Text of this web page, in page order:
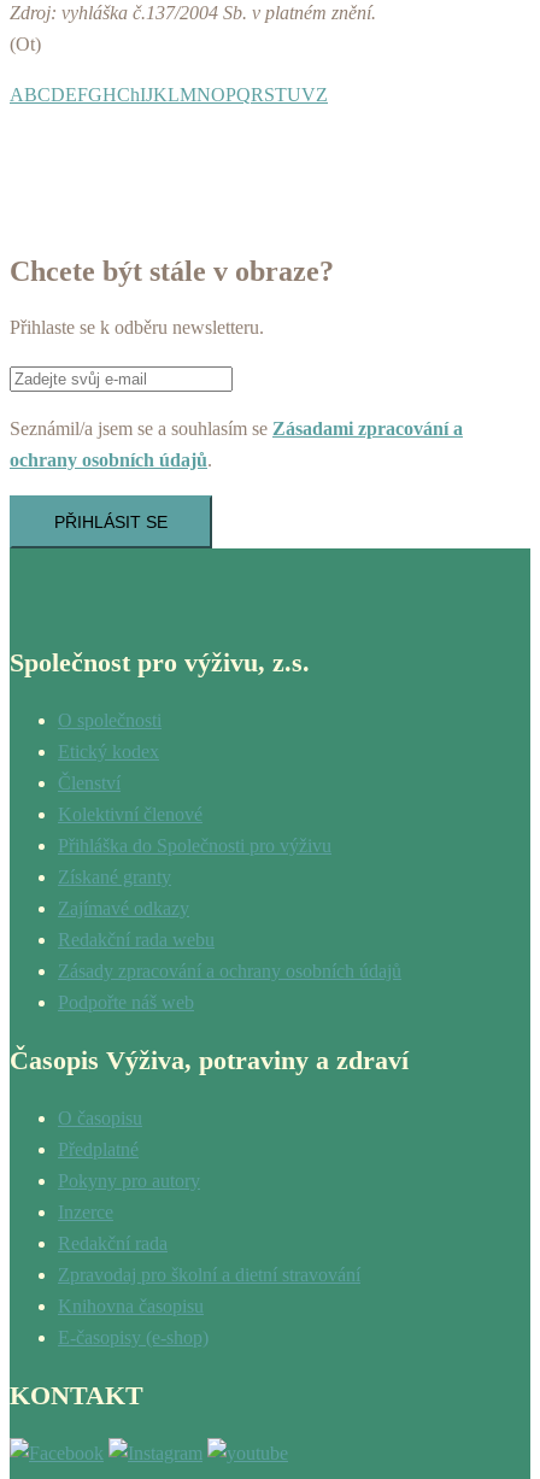
Zdroj: vyhláška č.137/2004 Sb. v platném znění.
(Ot)
ABCDEFGHChIJKLMNOPQRSTUVZ
Chcete být stále v obraze?
Přihlaste se k odběru newsletteru.
Seznámil/a jsem se a souhlasím se Zásadami zpracování a
ochrany osobních údajů.
PŘIHLÁSIT SE
Společnost pro výživu, z.s.
O společnosti
Etický kodex
Členství
Kolektivní členové
Přihláška do Společnosti pro výživu
Získané granty
Zajímavé odkazy
Redakční rada webu
Zásady zpracování a ochrany osobních údajů
Podpořte náš web
Časopis Výživa, potraviny a zdraví
O časopisu
Předplatné
Pokyny pro autory
Inzerce
Redakční rada
Zpravodaj pro školní a dietní stravování
Knihovna časopisu
E-časopisy (e-shop)
KONTAKT